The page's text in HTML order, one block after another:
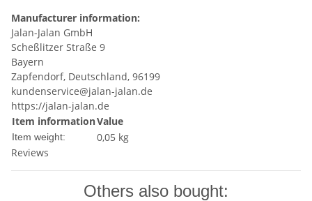
Manufacturer information:
Jalan-Jalan GmbH
Scheßlitzer Straße 9
Bayern
Zapfendorf, Deutschland, 96199
kundenservice@jalan-jalan.de
https://jalan-jalan.de
Item informationValue
Item weight: 0,05 kg
Reviews
Others also bought: